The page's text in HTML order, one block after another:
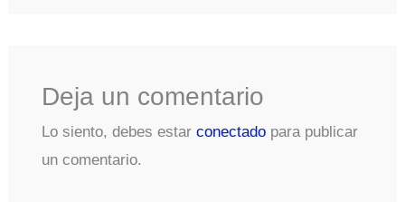
Deja un comentario
Lo siento, debes estar conectadopara publicar
un comentario.